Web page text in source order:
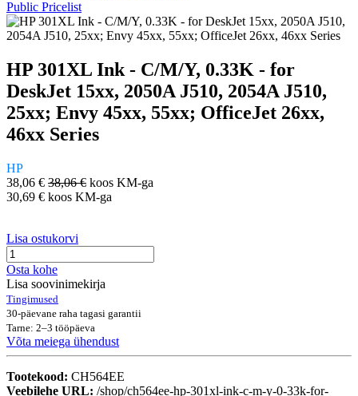
Public Pricelist
HP 301XL Ink - C/M/Y, 0.33K - for
DeskJet 15xx, 2050A J510, 2054A J510,
25xx; Envy 45xx, 55xx; OfficeJet 26xx,
46xx Series
HP
38,06 € 38,06€ koos KM-ga
30,69 € koos KM-ga
Lisa ostukorvi
Osta kohe
Lisa soovinimekirja
Tingimused
30-päevane raha tagasi garantii
Tarne: 2–3 tööpäeva
Võta meiega ühendust
Tootekood: CH564EE
Veebilehe URL: /shop/ch564ee-hp-301xl-ink-c-m-y-0-33k-for-